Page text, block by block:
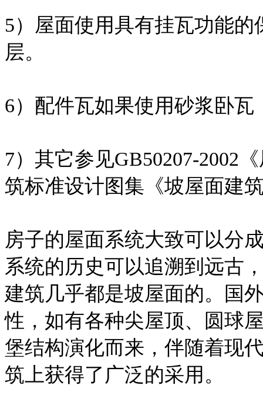
5）屋面使用具有挂瓦功能
层。
6）配件瓦如果使用砂浆卧
7）其它参见GB50207-2002
筑标准设计图集《坡屋面建
房子的屋面系统大致可以分
系统的历史可以追溯到远古
建筑几乎都是坡屋面的。国
性，如有各种尖屋顶、圆球
堡结构演化而来，伴随着现
筑上获得了广泛的采用。